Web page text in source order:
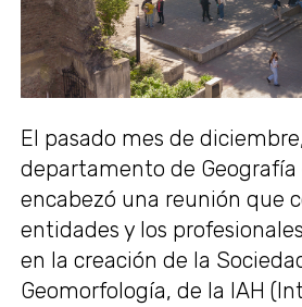
El pasado mes de
departamento de Geografía
encabezó una reunión que
entidades y los
en la creación de la
Geomorfología, de la IAH